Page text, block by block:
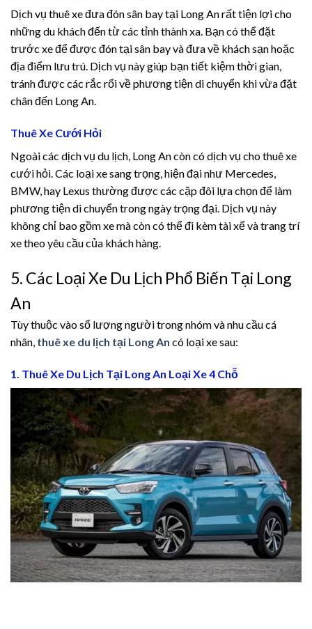
al
Dịch vụ thuê xe đưa đón sân bay tại Long An rất tiện lợi cho
những du khách đến từ các tỉnh thành xa. Bạn có thể đặt
trước xe để được đón tại sân bay và đưa về khách sạn hoặc
địa điểm lưu trú. Dịch vụ này giúp bạn tiết kiệm thời gian,
tránh được các rắc rối về phương tiện di chuyển khi vừa đặt
chân đến Long An.
Thuê Xe Cưới Hỏi
Ngoài các dịch vụ du lịch, Long An còn có dịch vụ cho thuê xe
cưới hỏi. Các loại xe sang trọng, hiện đại như Mercedes,
BMW, hay Lexus thường được các cặp đôi lựa chọn để làm
phương tiện di chuyển trong ngày trọng đại. Dịch vụ này
không chỉ bao gồm xe mà còn có thể đi kèm tài xế và trang trí
xe theo yêu cầu của khách hàng.
5. Các Loại Xe Du Lịch Phổ Biến Tại Long
An
Tùy thuộc vào số lượng người trong nhóm và nhu cầu cá
nhân, thuê xe du lịch tại Long An có loại xe sau:
1. Thuê Xe Du Lịch Tại Long An Loại Xe 4 Chỗ